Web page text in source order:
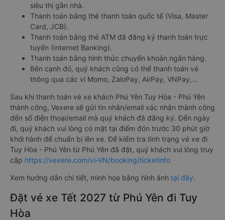
siêu thị gần nhà.
Thanh toán bằng thẻ thanh toán quốc tế (Visa, Master
Card, JCB).
Thanh toán bằng thẻ ATM đã đăng ký thanh toán trực
tuyến (Internet Banking).
Thanh toán bằng hình thức chuyển khoản ngân hàng.
Bên cạnh đó, quý khách cũng có thể thanh toán vé
thông qua các ví Momo, ZaloPay, AirPay, VNPay,…
Sau khi thanh toán vé xe khách Phú Yên Tuy Hòa - Phú Yên
thành công, Vexere sẽ gửi tin nhắn/email xác nhận thành công
đến số điện thoại/email mà quý khách đã đăng ký. Đến ngày
đi, quý khách vui lòng có mặt tại điểm đón trước 30 phút giờ
khởi hành để chuẩn bị lên xe. Để kiểm tra tình trạng vé xe đi
Tuy Hòa - Phú Yên từ Phú Yên đã đặt, quý khách vui lòng truy
cập https://vexere.com/vi-VN/booking/ticketinfo
Xem hướng dẫn chi tiết, minh họa bằng hình ảnh tại đây.
Đặt vé xe Tết 2027 từ Phú Yên đi Tuy
Hòa